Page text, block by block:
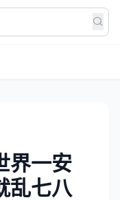
界一安
乱七八